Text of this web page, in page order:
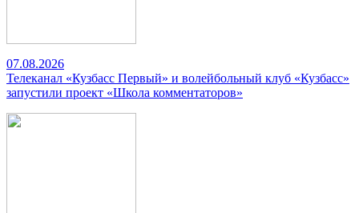
07.08.2026
Телеканал «Кузбасс Первый» и волейбольный клуб «Кузбасс»
запустили проект «Школа комментаторов»